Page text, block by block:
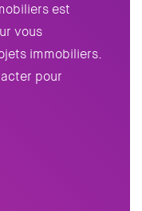
est
vous
immobiliers.
pour